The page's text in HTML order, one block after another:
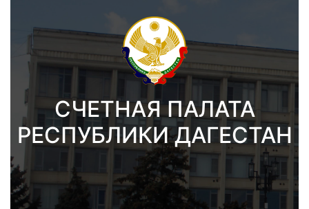
СЧЕТНАЯ ПАЛАТА
РЕСПУБЛИКИ ДАГЕСТАН